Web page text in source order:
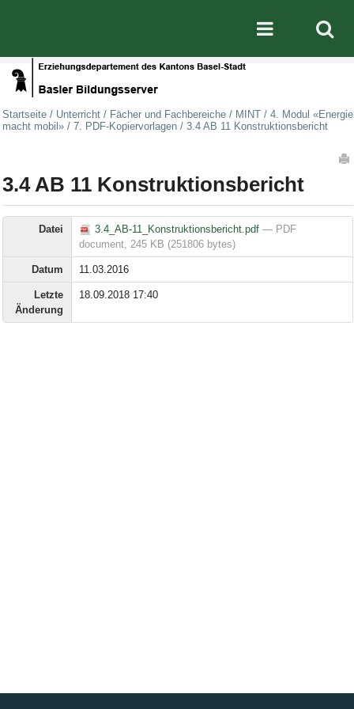
Mobile
Startseite / Unterricht / Fächer und Fachbereiche / MINT / 4. Modul «Energie
macht mobil» / 7. PDF-Kopiervorlagen / 3.4 AB 11 Konstruktionsbericht
3.4 AB 11 Konstruktionsbericht
Datei 3.4_AB-11_Konstruktionsbericht.pdf— PDF
document, 245 KB (251806 bytes)
Datum 11.03.2016
Letzte
Änderung
18.09.2018 17:40